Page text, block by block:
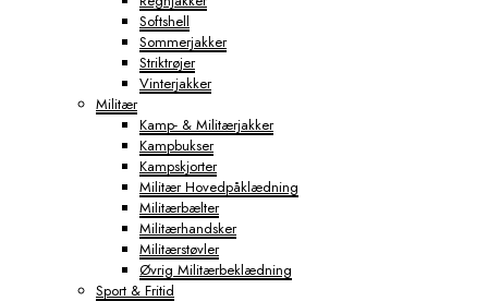
Softshell
Sommerjakker
Striktrøjer
Vinterjakker
Militær
Kamp- & Militærjakker
Kampbukser
Kampskjorter
Militær Hovedpåklædning
Militærbælter
Militærhandsker
Militærstøvler
Øvrig Militærbeklædning
Sport & Fritid